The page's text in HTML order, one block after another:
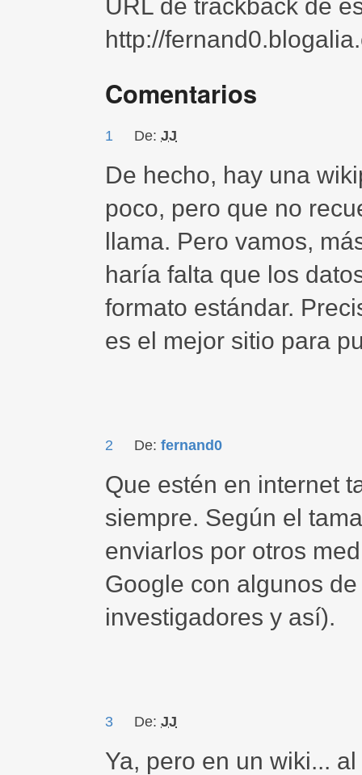
URL de trackback de
http://
Comentarios
1 De: JJ
De hecho, hay una
poco, pero que no
llama. Pero vamos,
haría falta que los
formato estándar.
es el mejor sitio para
2 De: fernand0
Que estén en internet
siempre. Según el
enviarlos por otros
Google con algunos
investigadores y así).
3 De: JJ
Ya, pero en un wiki...